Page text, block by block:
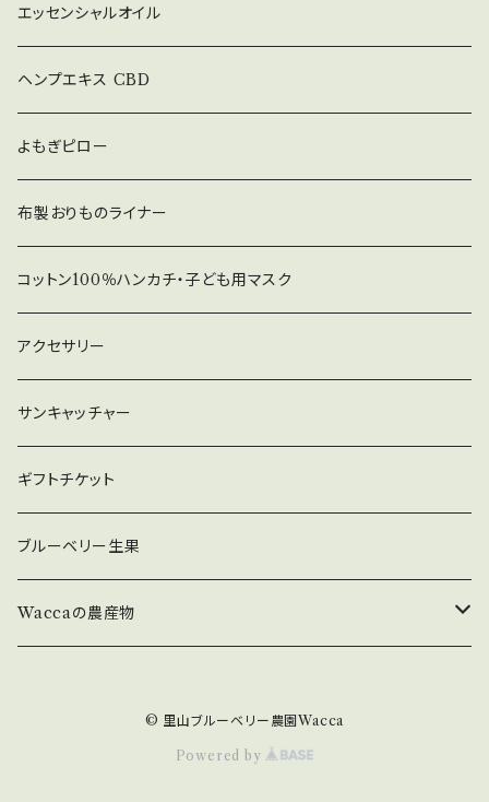
エッセンシャルオイル
ヘンプエキス CBD
よもぎピロー
布製おりものライナー
コットン100％ハンカチ・子ども用マスク
アクセサリー
サンキャッチャー
ギフトチケット
ブルーベリー生果
Waccaの農産物
© 里山ブルーベリー農園Wacca
Powered by